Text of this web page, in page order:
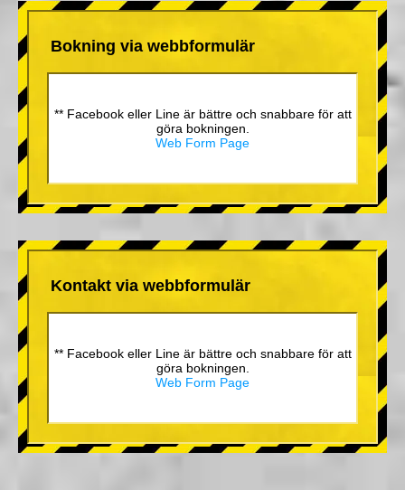
Bokning via webbformulär
** Facebook eller Line är bättre och snabbare för att
göra bokningen.
Web Form Page
Kontakt via webbformulär
** Facebook eller Line är bättre och snabbare för att
göra bokningen.
Web Form Page